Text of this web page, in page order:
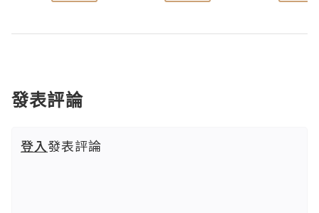
發表評論
登入發表評論